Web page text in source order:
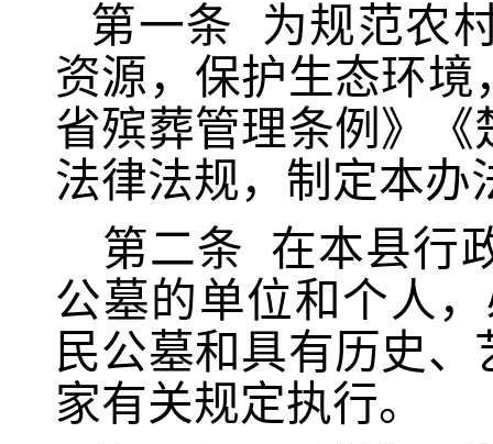
第一条
为规范农
资源，保护生态环
省殡葬管理条例》
法律法规，制定本办
第二条
在本县行
公墓的单位和个人
民公墓和具有历史
家有关规定执行。